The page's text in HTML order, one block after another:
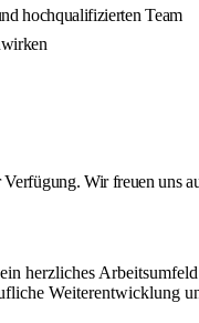
hochqualifizierten Team
Wir freuen uns
herzliches
Weiterentwicklung